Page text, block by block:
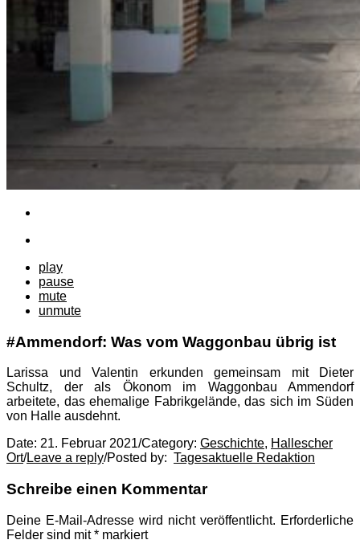
play
pause
mute
unmute
#Ammendorf: Was vom Waggonbau übrig ist
Larissa und Valentin erkunden gemeinsam mit Dieter
Schultz, der als Ökonom im Waggonbau Ammendorf
arbeitete, das ehemalige Fabrikgelände, das sich im Süden
von Halle ausdehnt.
Date: 21. Februar 2021/Category: Geschichte, Hallescher
Ort/Leave a reply/Posted by: Tagesaktuelle Redaktion
Schreibe einen Kommentar
Deine E-Mail-Adresse wird nicht veröffentlicht. Erforderliche
Felder sind mit* markiert